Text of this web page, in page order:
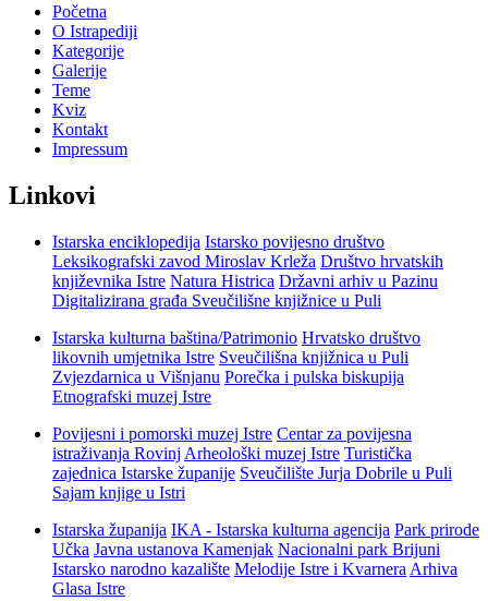
Početna
O Istrapediji
Kategorije
Galerije
Teme
Kviz
Kontakt
Impressum
Linkovi
Istarska enciklopedija Istarsko povijesno društvo
Leksikografski zavod Miroslav Krleža Društvo hrvatskih
književnika Istre Natura Histrica Državni arhiv u Pazinu
Digitalizirana građa Sveučilišne knjižnice u Puli
Istarska kulturna baština/Patrimonio Hrvatsko društvo
likovnih umjetnika Istre Sveučilišna knjižnica u Puli
Zvjezdarnica u Višnjanu Porečka i pulska biskupija
Etnografski muzej Istre
Povijesni i pomorski muzej Istre Centar za povijesna
istraživanja Rovinj Arheološki muzej Istre Turistička
zajednica Istarske županije Sveučilište Jurja Dobrile u Puli
Sajam knjige u Istri
Istarska županija IKA - Istarska kulturna agencija Park prirode
Učka Javna ustanova Kamenjak Nacionalni park Brijuni
Istarsko narodno kazalište Melodije Istre i Kvarnera Arhiva
Glasa Istre